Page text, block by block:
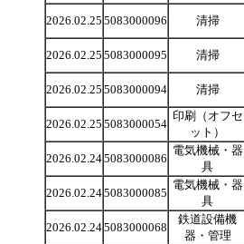
2026.02.25 5083000096 清掃
2026.02.25 5083000095 清掃
2026.02.25 5083000094 清掃
2026.02.25 5083000054
印刷（オフセ
ット）
2026.02.245083000086
電気機械・器
具
2026.02.245083000085
電気機械・器
具
2026.02.245083000068
鉄道設備機
器・管理